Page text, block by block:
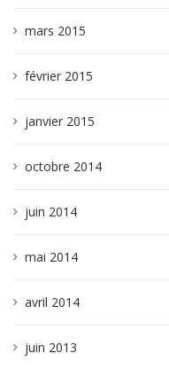
mars 2015
février 2015
janvier 2015
octobre 2014
juin 2014
mai 2014
avril 2014
juin 2013